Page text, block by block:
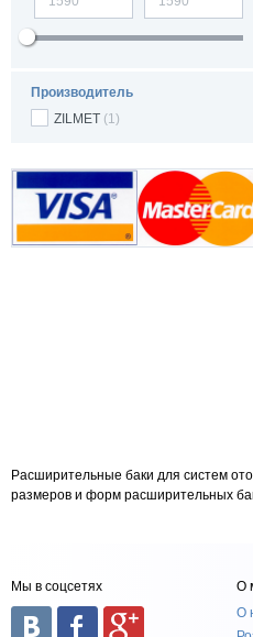
Производитель
ZILMET (1)
Расширительные баки для систем
размеров и форм расширительных
Мы в соцсетях
О
О